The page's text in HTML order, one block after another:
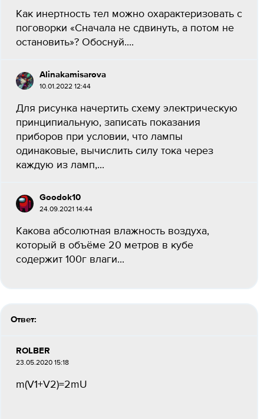
Как инертность тел можно охарактеризовать с
поговорки «Сначала не сдвинуть, а потом не
остановить»? Обоснуй....
Alinakamisarova
10.01.2022 12:44
Для рисунка начертить схему электрическую
принципиальную, записать показания
приборов при условии, что лампы
одинаковые, вычислить силу тока через
каждую из ламп,...
Goodok10
24.09.2021 14:44
Какова абсолютная влажность воздуха,
который в объёме 20 метров в кубе
содержит 100г влаги​...
Ответ:
ROLBER
23.05.2020 15:18
m(V1+V2)=2mU